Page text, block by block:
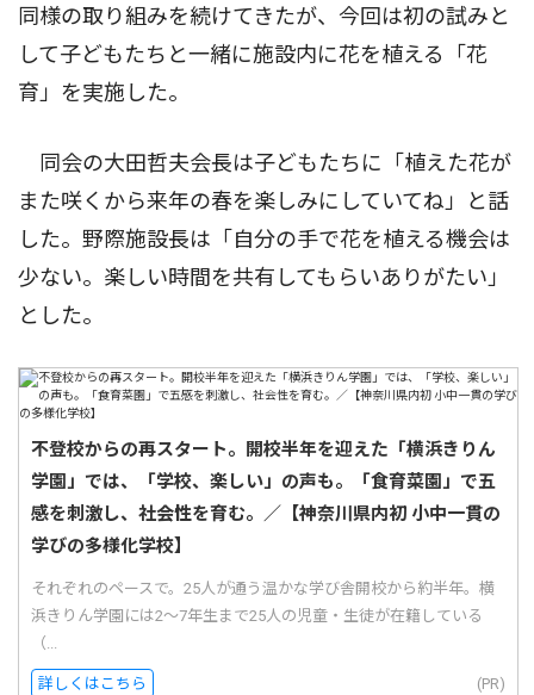
同様の取り組みを続けてきたが、今回は初の試みと
して子どもたちと一緒に施設内に花を植える「花
育」を実施した。
同会の大田哲夫会長は子どもたちに「植えた花が
また咲くから来年の春を楽しみにしていてね」と話
した。野際施設長は「自分の手で花を植える機会は
少ない。楽しい時間を共有してもらいありがたい」
とした。
不登校からの再スタート。開校半年を迎えた「横浜きりん
学園」では、「学校、楽しい」の声も。「食育菜園」で五
感を刺激し、社会性を育む。／【神奈川県内初 小中一貫の
学びの多様化学校】
それぞれのペースで。25人が通う温かな学び舎開校から約半年。横
浜きりん学園には2〜7年生まで25人の児童・生徒が在籍している
（...
詳しくはこちら (PR)